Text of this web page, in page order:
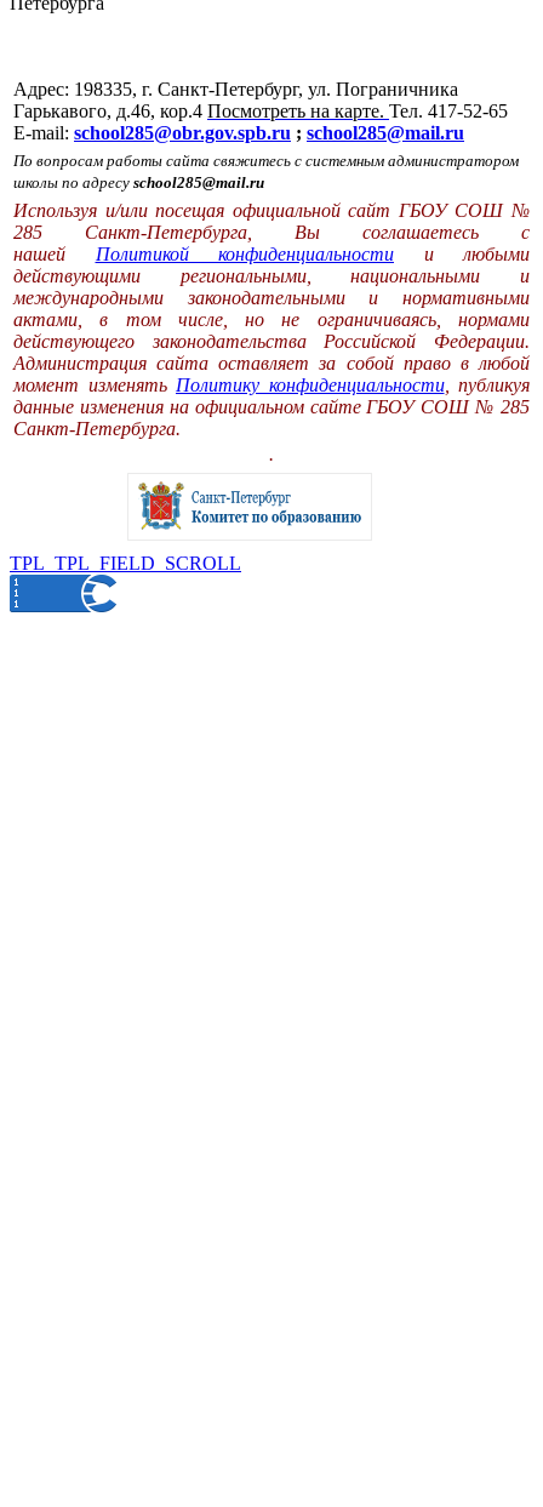
Адрес: 198335, г. Санкт-Петербург, ул. Пограничника
Гарькавого, д.46, кор.4 Посмотреть на карте. Тел. 417-52-65
E-mail: school285@obr.gov.spb.ru ; school285@mail.ru
По вопросам работы сайта свяжитесь с системным администратором
школы по адресу school285@mail.ru
Используя и/или посещая официальной сайт ГБОУ СОШ №
285 Санкт-Петербурга, Вы соглашаетесь с
нашей Политикой конфиденциальности и любыми
действующими региональными, национальными и
международными законодательными и нормативными
актами, в том числе, но не ограничиваясь, нормами
действующего законодательства Российской Федерации.
Администрация сайта оставляет за собой право в любой
момент изменять Политику конфиденциальности, публикуя
данные изменения на официальном сайте ГБОУ СОШ № 285
Санкт-Петербурга.
.
TPL_TPL_FIELD_SCROLL